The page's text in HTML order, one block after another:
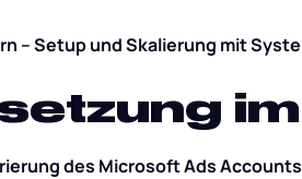
– Setup und Skalierung mit
des Microsoft Ads Accounts